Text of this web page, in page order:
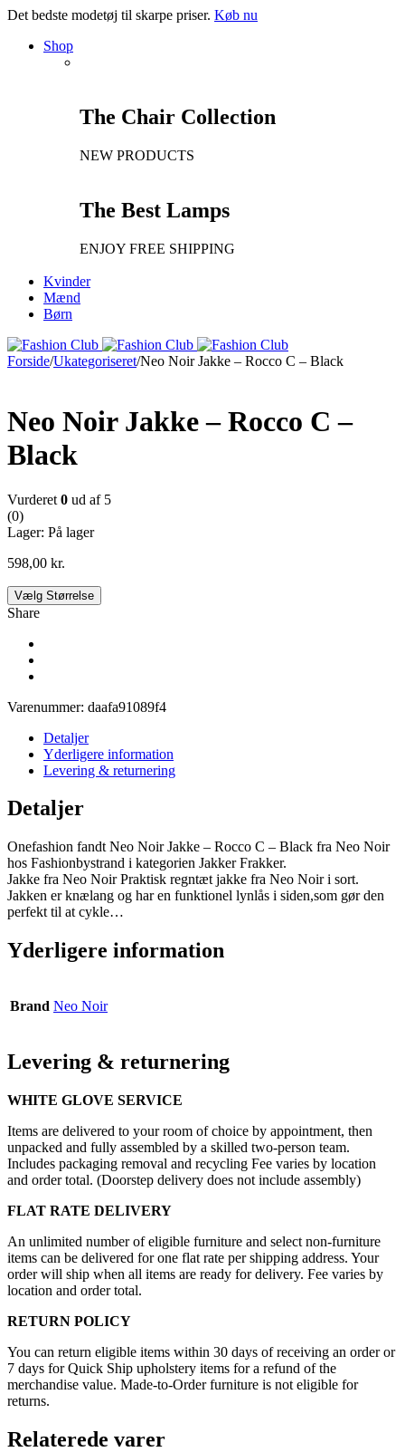
Det bedste modetøj til skarpe priser. Køb nu
Shop
The Chair Collection
NEW PRODUCTS
The Best Lamps
ENJOY FREE SHIPPING
Kvinder
Mænd
Børn
Forside/Ukategoriseret/Neo Noir Jakke – Rocco C – Black
Neo Noir Jakke – Rocco C –
Black
Vurderet 0 ud af 5
(0)
Lager: På lager
598,00 kr.
Vælg Størrelse
Share
Varenummer: daafa91089f4
Detaljer
Yderligere information
Levering & returnering
Detaljer
Onefashion fandt Neo Noir Jakke – Rocco C – Black fra Neo Noir
hos Fashionbystrand i kategorien Jakker Frakker.
Jakke fra Neo Noir Praktisk regntæt jakke fra Neo Noir i sort.
Jakken er knælang og har en funktionel lynlås i siden,som gør den
perfekt til at cykle…
Yderligere information
Brand Neo Noir
Levering & returnering
WHITE GLOVE SERVICE
Items are delivered to your room of choice by appointment, then
unpacked and fully assembled by a skilled two-person team.
Includes packaging removal and recycling Fee varies by location
and order total. (Doorstep delivery does not include assembly)
FLAT RATE DELIVERY
An unlimited number of eligible furniture and select non-furniture
items can be delivered for one flat rate per shipping address. Your
order will ship when all items are ready for delivery. Fee varies by
location and order total.
RETURN POLICY
You can return eligible items within 30 days of receiving an order or
7 days for Quick Ship upholstery items for a refund of the
merchandise value. Made-to-Order furniture is not eligible for
returns.
Relaterede varer